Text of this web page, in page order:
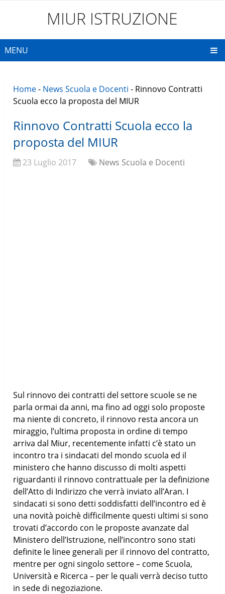
MIUR ISTRUZIONE
MENU
Home- News Scuola e Docenti - Rinnovo Contratti
Scuola ecco la proposta del MIUR
Rinnovo Contratti Scuola ecco la
proposta del MIUR
23 Luglio 2017 News Scuola e Docenti
Sul rinnovo dei contratti del settore scuole se ne
parla ormai da anni, ma fino ad oggi solo proposte
ma niente di concreto, il rinnovo resta ancora un
miraggio, l’ultima proposta in ordine di tempo
arriva dal Miur, recentemente infatti c’è stato un
incontro tra i sindacati del mondo scuola ed il
ministero che hanno discusso di molti aspetti
riguardanti il rinnovo contrattuale per la definizione
dell’Atto di Indirizzo che verrà inviato all’Aran. I
sindacati si sono detti soddisfatti dell’incontro ed è
una novità poichè difficilmente questi ultimi si sono
trovati d’accordo con le proposte avanzate dal
Ministero dell’Istruzione, nell’incontro sono stati
definite le linee generali per il rinnovo del contratto,
mentre per ogni singolo settore – come Scuola,
Università e Ricerca – per le quali verrà deciso tutto
in sede di negoziazione.